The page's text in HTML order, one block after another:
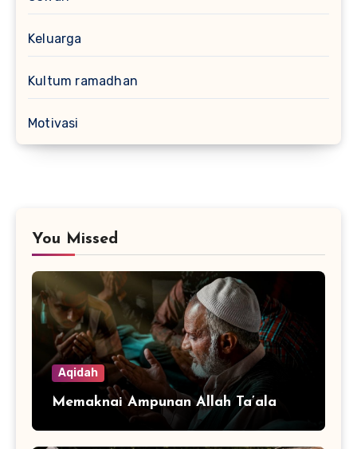
Keluarga
Kultum ramadhan
Motivasi
You Missed
Aqidah
Memaknai Ampunan Allah Ta’ala